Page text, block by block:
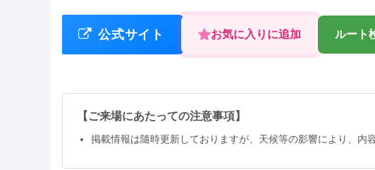
公式サイト お気に入りに追加 ルート
【ご来場にあたっての注意事項】
掲載情報は隨時更新しておりますが、天候等の影響により、内